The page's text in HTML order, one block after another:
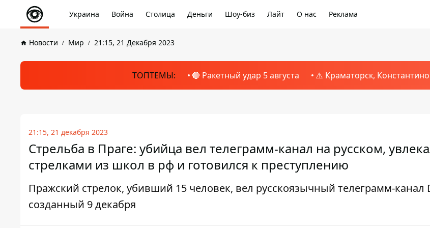
Украина Война Столица Деньги Шоу-биз Лайт О нас Реклама
Новости Мир 21:15, 21 Декабря 2023
ТОПТЕМЫ: 🔴 Ракетный удар 5 августа ⚠️ Краматорск,
21:15, 21 декабря 2023
Стрельба в Праге: убийца вел телеграмм-канал на русском,
стрелками из школ в рф и готовился к преступлению
Пражский стрелок, убивший 15 человек, вел русскоязычный телеграмм-канал
созданный 9 декабря